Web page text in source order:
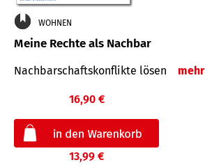
WOHNEN
Meine Rechte als Nachbar
Nach­bar­schafts­konflikte lösen mehr
16,90 €
13,99 €